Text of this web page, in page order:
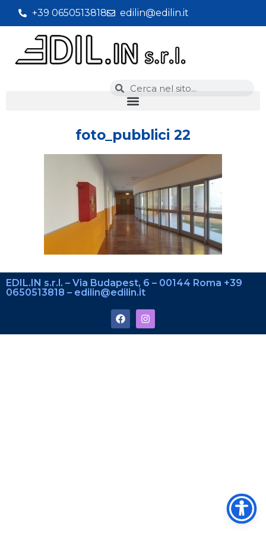
+39 0650513818 edilin@edilin.it
foto_pubblici 22
EDIL.IN s.r.l. – Via Budapest, 6 – 00144 Roma +39
0650513818 – edilin@edilin.it